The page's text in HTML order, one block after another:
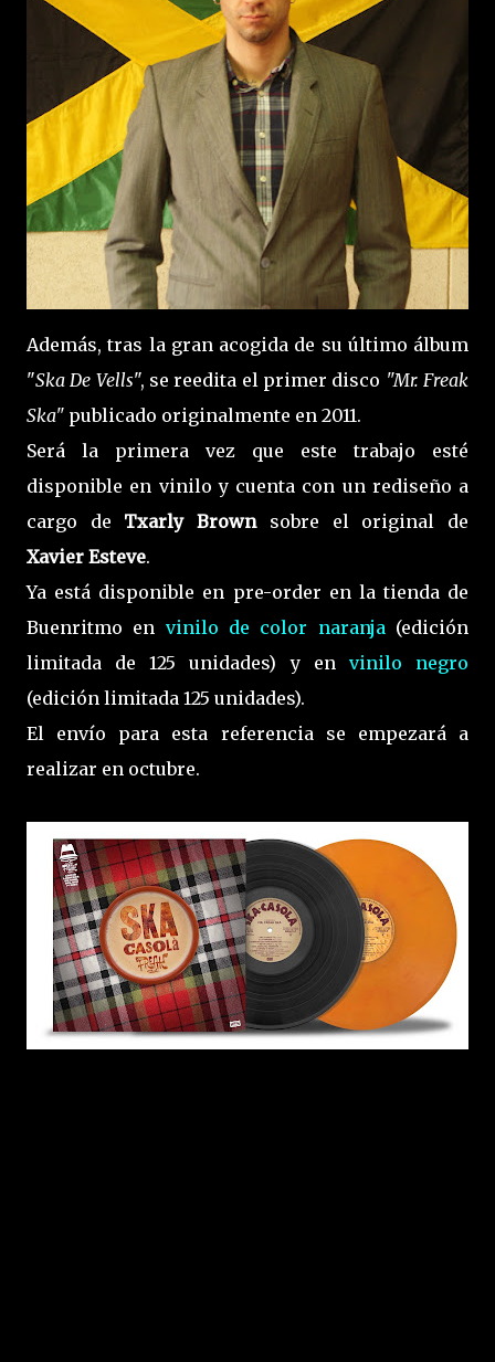
Además, tras la gran acogida de su último álbum
"Ska De Vells", se reedita el primer disco "Mr. Freak
Ska" publicado originalmente en 2011.
Será la primera vez que este trabajo esté
disponible en vinilo y cuenta con un rediseño a
cargo de Txarly Brownsobre el original de
Xavier Esteve.
Ya está disponible en pre-order en la tienda de
Buenritmo en vinilo de color naranja (edición
limitada de 125 unidades) y en vinilo negro
(edición limitada 125 unidades).
El envío para esta referencia se empezará a
realizar en octubre.